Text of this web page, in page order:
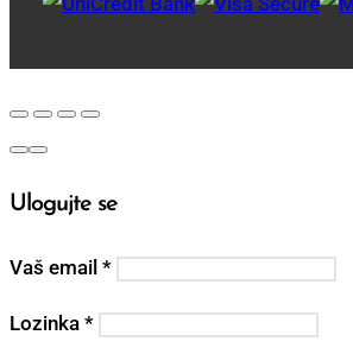
Ulogujte se
Vaš email *
Lozinka *